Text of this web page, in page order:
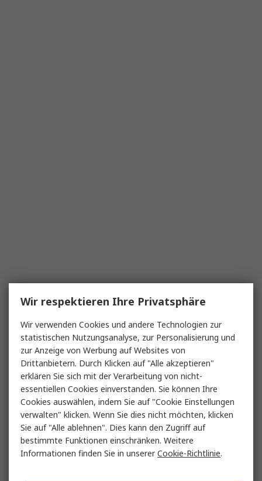
Wir respektieren Ihre Privatsphäre
Wir verwenden Cookies und andere Technologien zur
statistischen Nutzungsanalyse, zur Personalisierung und
zur Anzeige von Werbung auf Websites von
Drittanbietern. Durch Klicken auf "Alle akzeptieren"
erklären Sie sich mit der Verarbeitung von nicht-
essentiellen Cookies einverstanden. Sie können Ihre
Cookies auswählen, indem Sie auf "Cookie Einstellungen
verwalten" klicken. Wenn Sie dies nicht möchten, klicken
Sie auf "Alle ablehnen". Dies kann den Zugriff auf
bestimmte Funktionen einschränken. Weitere
Informationen finden Sie in unsererCookie-Richtlinie.